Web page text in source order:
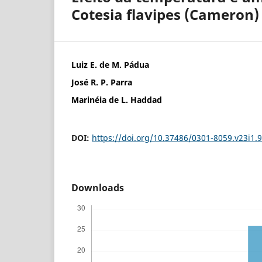
Cotesia flavipes (Cameron)
Luiz E. de M. Pádua
José R. P. Parra
Marinéia de L. Haddad
DOI: https://doi.org/10.37486/0301-
Downloads